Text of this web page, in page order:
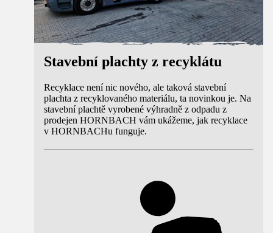
Stavební plachty z recyklátu
Recyklace není nic nového, ale taková stavební
plachta z recyklovaného materiálu, ta novinkou je. Na
stavební plachtě vyrobené výhradně z odpadu z
prodejen HORNBACH vám ukážeme, jak recyklace
v HORNBACHu funguje.